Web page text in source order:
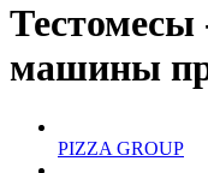
Тестомесы
машины
PIZZA GROUP